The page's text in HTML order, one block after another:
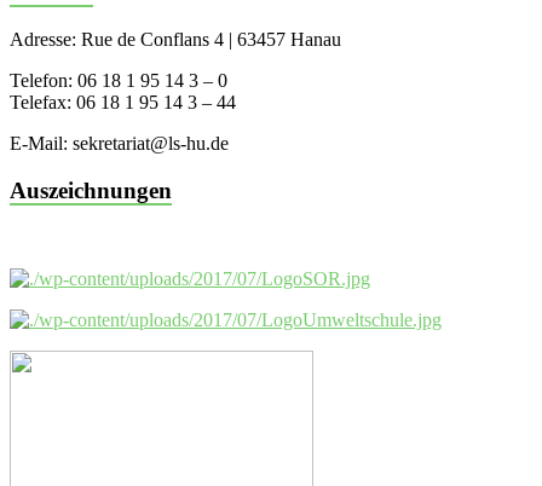
Adresse: Rue de Conflans 4 | 63457 Hanau
Telefon: 06 18 1 95 14 3 – 0
Telefax: 06 18 1 95 14 3 – 44
E-Mail: sekretariat@ls-hu.de
Auszeichnungen